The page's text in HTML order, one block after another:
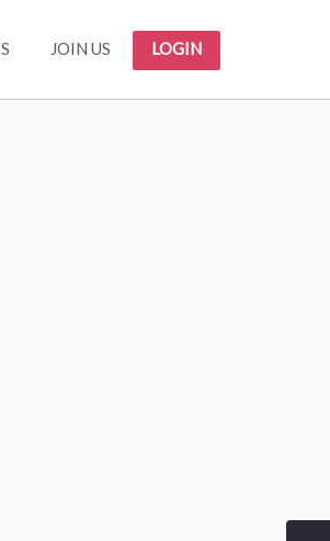
JOIN US LOGIN